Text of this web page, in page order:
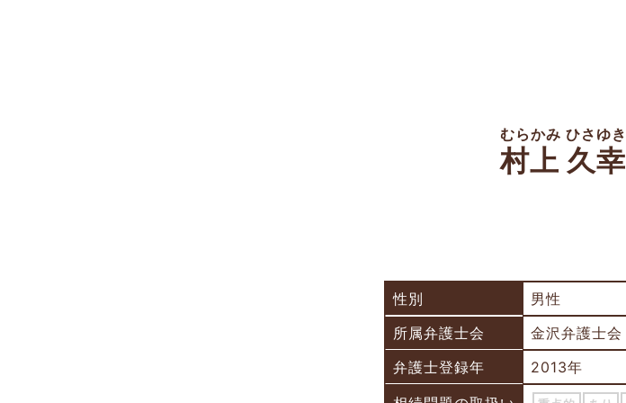
村上 久幸
むらかみ ひさゆき
性別
男性
所属弁護士会
金沢弁護士会
弁護士登録年
2013年